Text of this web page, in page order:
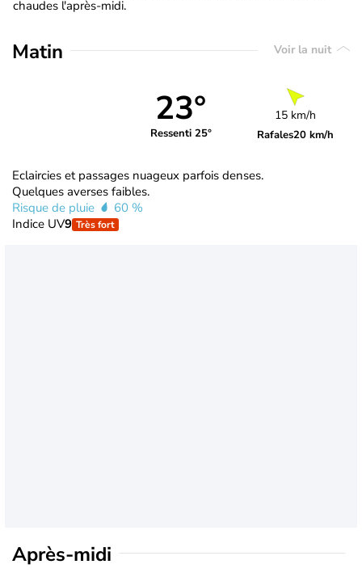
chaudes l'après-midi.
Matin Voir la nuit
23°
Ressenti 25°
15 km/h
Rafales20 km/h
Eclaircies et passages nuageux parfois denses.
Quelques averses faibles.
Risque de pluie
60 %
Indice UV9 Très fort
Après-midi